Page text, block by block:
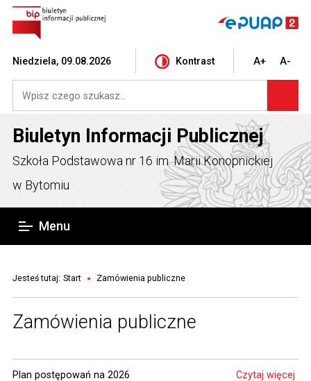
Niedziela, 09.08.2026 Kontrast A+ A-
Biuletyn Informacji Publicznej
Szkoła Podstawowa nr 16 im. Marii Konopnickiej
w Bytomiu
Menu
Jesteś tutaj: Start Zamówienia publiczne
Zamówienia publiczne
Plan postępowań na 2026 Czytaj więcej